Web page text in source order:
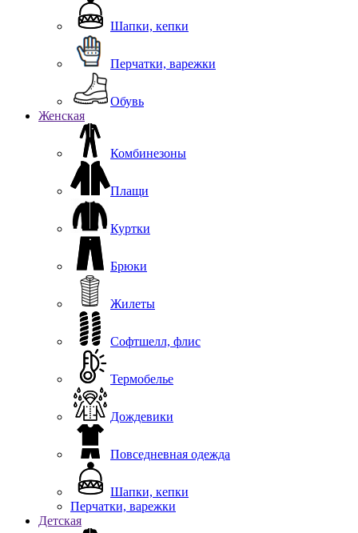
Шапки, кепки
Перчатки, варежки
Обувь
Женская
Комбинезоны
Плащи
Куртки
Брюки
Жилеты
Софтшелл, флис
Термобелье
Дождевики
Повседневная одежда
Шапки, кепки
Перчатки, варежки
Детская